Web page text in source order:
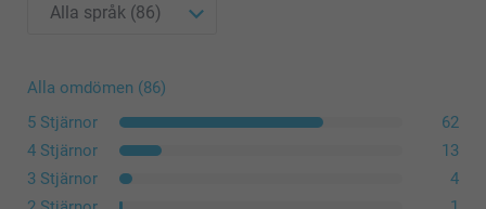
Alla omdömen (86)
5 Stjärnor
62
4 Stjärnor
13
3 Stjärnor
4